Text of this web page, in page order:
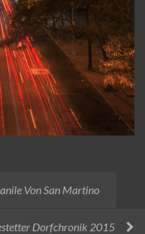
Von San Martino
Dorfchronik 2015